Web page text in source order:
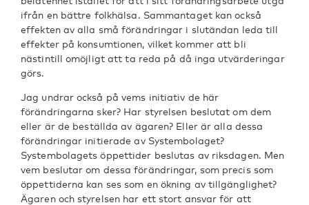
ifrån en bättre folkhälsa. Sammantaget kan också
effekten av alla små förändringar i slutändan leda till
effekter på konsumtionen, vilket kommer att bli
nästintill omöjligt att ta reda på då inga utvärderingar
görs.
Jag undrar också på vems initiativ de här
förändringarna sker? Har styrelsen beslutat om dem
eller är de beställda av ägaren? Eller är alla dessa
förändringar initierade av Systembolaget?
Systembolagets öppettider beslutas av riksdagen. Men
vem beslutar om dessa förändringar, som precis som
öppettiderna kan ses som en ökning av tillgänglighet?
Ägaren och styrelsen har ett stort ansvar för att